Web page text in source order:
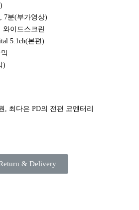
7분(부가영상)
와이드스크린
5.1ch(본편)
)
, 최다은 PD의 전편 코멘터리
& Delivery